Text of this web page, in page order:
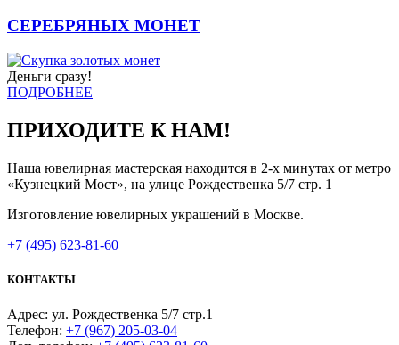
СЕРЕБРЯНЫХ МОНЕТ
Деньги сразу!
ПОДРОБНЕЕ
ПРИХОДИТЕ К НАМ!
Наша ювелирная мастерская находится в 2-х минутах от метро
«Кузнецкий Мост», на улице Рождественка 5/7 стр. 1
Изготовление ювелирных украшений в Москве.
+7 (495) 623-81-60
КОНТАКТЫ
Адрес: ул. Рождественка 5/7 стр.1
Телефон: +7 (967) 205-03-04